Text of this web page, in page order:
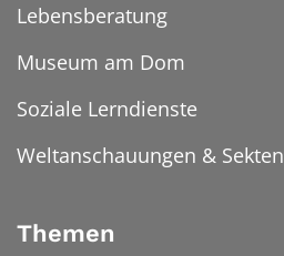
Lebensberatung
Museum am Dom
Soziale Lerndienste
Weltanschauungen & Sekten
Themen